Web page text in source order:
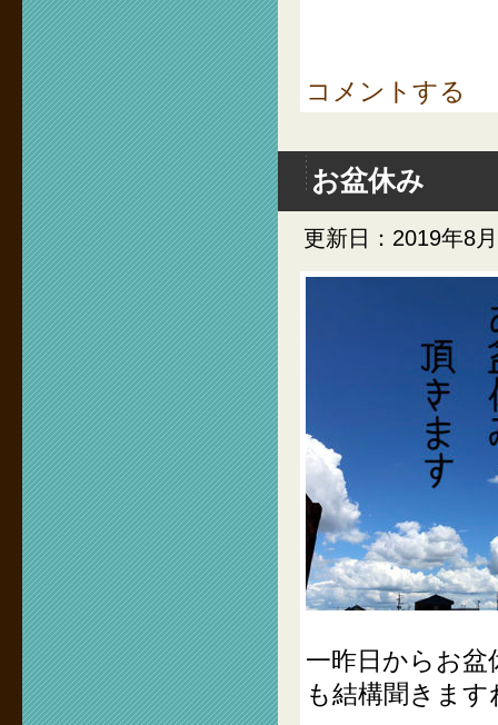
コメントする
お盆休み
更新日：2019年8
一昨日からお
も結構聞きま